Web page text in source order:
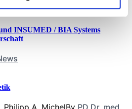
INSUMED / BIA Systems
By PD Dr. med.